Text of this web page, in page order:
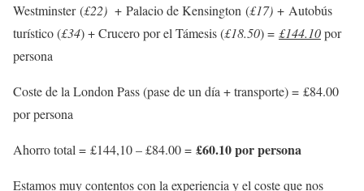
Westminster (£22) + Palacio de Kensington (£17) + Autobús
turístico (£34) + Crucero por el Támesis (£18.50) = £144.10por
persona
Coste de la London Pass (pase de un día + transporte) = £84.00
por persona
Ahorro total = £144,10 – £84.00 = £60.10 por persona
Estamos muy contentos con la experiencia y el coste que nos